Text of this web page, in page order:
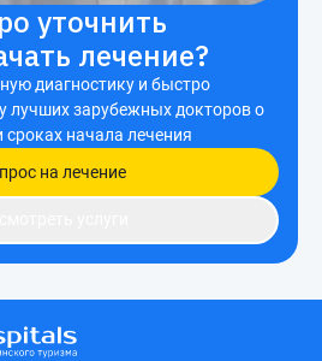
уточнить
лечение?
диагностику и быстро
лучших зарубежных докторов о
начала лечения
на лечение